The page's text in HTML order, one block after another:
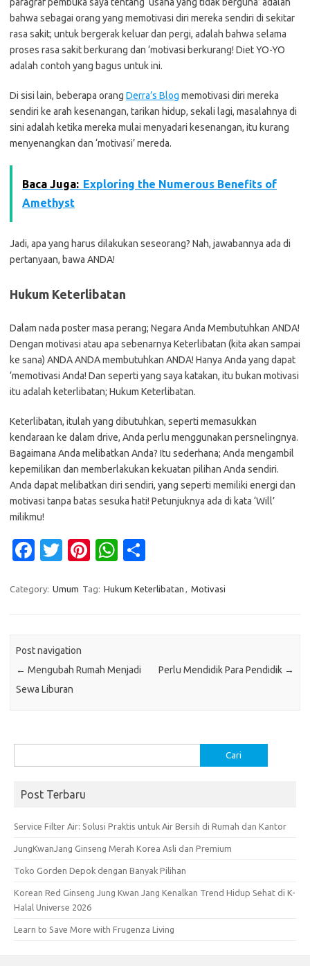
bahwa sebagai orang yang memotivasi diri mereka sendiri di sekitar
rasa sakit; untuk bergerak keluar dan pergi, adalah bahwa selama
proses rasa sakit berkurang dan ‘motivasi berkurang! Diet YO-YO
adalah contoh yang bagus untuk ini.
Di sisi lain, beberapa orang Derra’s Blog memotivasi diri mereka
sendiri ke arah kesenangan, tarikan hidup, sekali lagi, masalahnya di
sini adalah ketika mereka mulai menyadari kesenangan, itu kurang
menyenangkan dan ‘motivasi’ mereda.
Baca Juga: Exploring the Numerous Benefits of
Amethyst
Jadi, apa yang harus dilakukan seseorang? Nah, jawabannya ada di
pertanyaan, bawa ANDA!
Hukum Keterlibatan
Dalam nada poster masa perang; Negara Anda Membutuhkan ANDA!
Dengan motivasi atau apa sebenarnya Keterlibatan (kita akan sampai
ke sana) ANDA ANDA membutuhkan ANDA! Hanya Anda yang dapat
‘memotivasi Anda! Dan seperti yang saya katakan, itu bukan motivasi
itu adalah keterlibatan; Hukum Keterlibatan.
Keterlibatan, itulah yang dibutuhkan, seperti memasukkan
kendaraan ke dalam drive, Anda perlu menggunakan persnelingnya.
Bagaimana Anda melibatkan Anda? Itu sederhana; Anda mengambil
kepemilikan dan memberlakukan kekuatan pilihan Anda sendiri.
Anda dapat melibatkan diri sendiri, yang seperti memiliki energi dan
motivasi tanpa batas sesuka hati! Petunjuknya ada di kata ‘Will’
milikmu!
Fa
e
o
k
T
it
Pi
er
W
at
p
p
ar
Category: Umum Tag: Hukum Keterlibatan , Motivasi
Post navigation
← Mengubah Rumah Menjadi
Sewa Liburan
Perlu Mendidik Para Pendidik →
untuk:
Post Terbaru
Service Filter Air: Solusi Praktis untuk Air Bersih di Rumah dan Kantor
JungKwanJang Ginseng Merah Korea Asli dan Premium
Toko Gorden Depok dengan Banyak Pilihan
Korean Red Ginseng Jung Kwan Jang Kenalkan Trend Hidup Sehat di K-
Halal Universe 2026
Learn to Save More with Frugenza Living